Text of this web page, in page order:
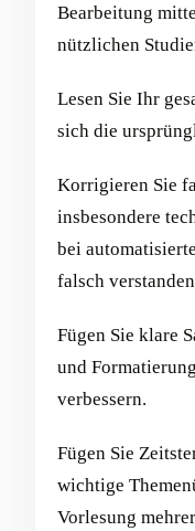
Bearbeitung
nützlichen
Lesen Sie Ihr
sich die
Korrigieren Sie
insbesondere
bei
falsch
Fügen Sie klare
und
verbessern.
Fügen Sie
wichtige
Vorlesung